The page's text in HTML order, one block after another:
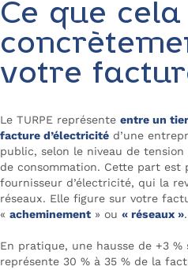
Ce que
votre
Le TURPE représente entre un
facture d’électricité d’une
public, selon le niveau de tension
de consommation. Cette part est
fournisseur d’électricité, qui la
réseaux. Elle figure sur votre
« acheminement » ou « réseaux ».
En pratique, une hausse de +3
représente 30 % à 35 % de la